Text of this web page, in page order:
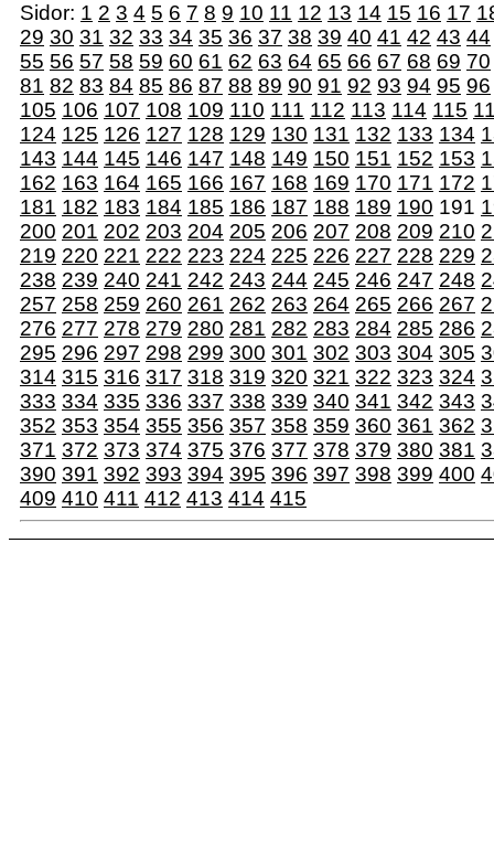
Sidor: 1 2 3 4 5 6 7 8 9 10 11 12 13 14 15 16 17
29 30 31 32 33 34 35 36 37 38 39 40 41 42 43 44
55 56 57 58 59 60 61 62 63 64 65 66 67 68 69 70
81 82 83 84 85 86 87 88 89 90 91 92 93 94 95 96
105 106 107 108 109 110 111 112 113 114 115
124 125 126 127 128 129 130 131 132 133 134
143 144 145 146 147 148 149 150 151 152 153
162 163 164 165 166 167 168 169 170 171 172
181 182 183 184 185 186 187 188 189 190 191
200 201 202 203 204 205 206 207 208 209 210
219 220 221 222 223 224 225 226 227 228 229
238 239 240 241 242 243 244 245 246 247 248
257 258 259 260 261 262 263 264 265 266 267
276 277 278 279 280 281 282 283 284 285 286
295 296 297 298 299 300 301 302 303 304 305
314 315 316 317 318 319 320 321 322 323 324
333 334 335 336 337 338 339 340 341 342 343
352 353 354 355 356 357 358 359 360 361 362
371 372 373 374 375 376 377 378 379 380 381
390 391 392 393 394 395 396 397 398 399 400
409 410 411 412 413 414 415